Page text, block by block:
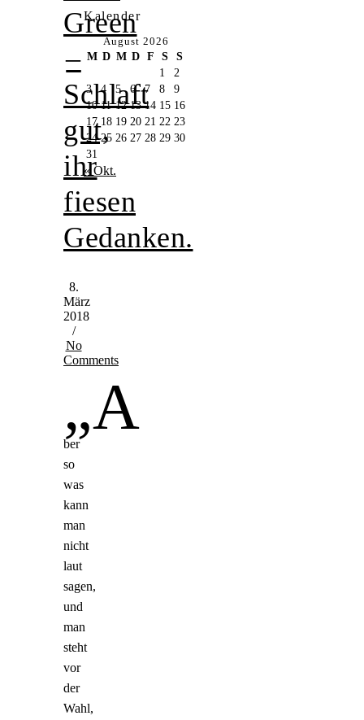
Green
–
Schlaft
gut,
ihr
fiesen
Gedanken.
8.
März
2018
/
No
Comments
„A
ber
so
was
kann
man
nicht
laut
sagen,
und
man
steht
vor
der
Wahl,
Kalender
August 2026
M D M D F S
S
1
2
3
4 5 6 7 8
9
10 11 12 13 14 15 16
17 18 19 20 21 22 23
24 25 26 27 28 29 30
31
« Okt.